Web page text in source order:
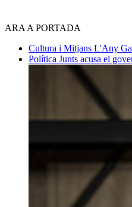
ARA A PORTADA
Cultura i Mitjans L'Any
Política Junts acusa el